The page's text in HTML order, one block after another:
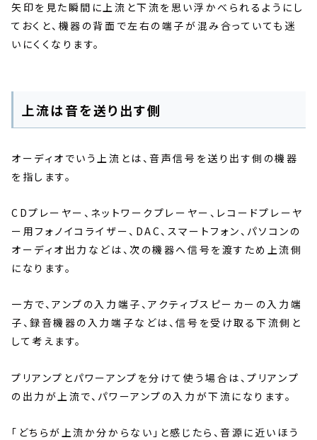
矢印を見た瞬間に上流と下流を思い浮かべられるようにし
ておくと、機器の背面で左右の端子が混み合っていても迷
いにくくなります。
上流は音を送り出す側
オーディオでいう上流とは、音声信号を送り出す側の機器
を指します。
CDプレーヤー、ネットワークプレーヤー、レコードプレーヤ
ー用フォノイコライザー、DAC、スマートフォン、パソコンの
オーディオ出力などは、次の機器へ信号を渡すため上流側
になります。
一方で、アンプの入力端子、アクティブスピーカーの入力端
子、録音機器の入力端子などは、信号を受け取る下流側と
して考えます。
プリアンプとパワーアンプを分けて使う場合は、プリアンプ
の出力が上流で、パワーアンプの入力が下流になります。
「どちらが上流か分からない」と感じたら、音源に近いほう